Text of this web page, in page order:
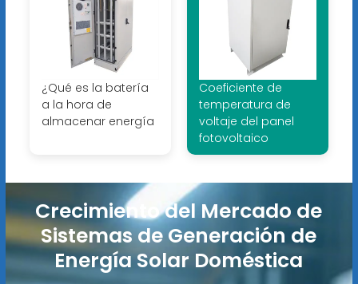
¿Qué es la batería
a la hora de
almacenar energía
Coeficiente de
temperatura de
voltaje del panel
fotovoltaico
Crecimiento del Mercado de
Sistemas de Generación de
Energía Solar Doméstica